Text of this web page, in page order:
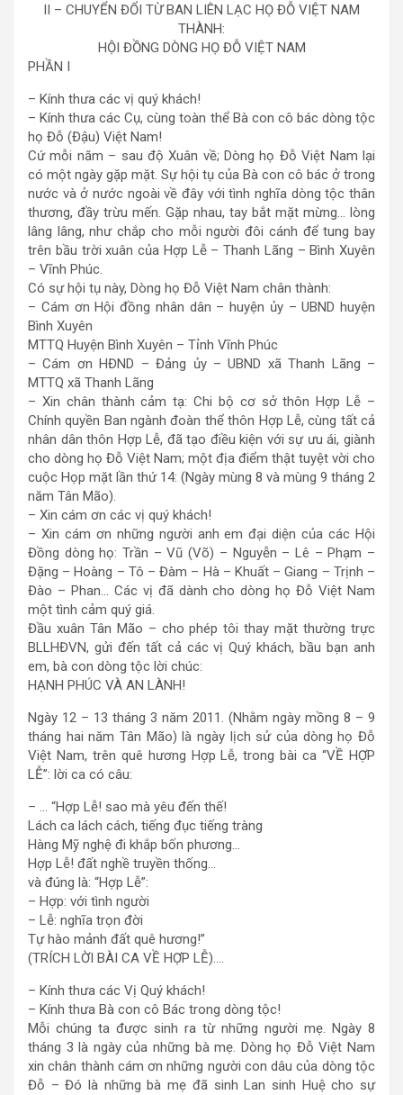
II – CHUYỂN ĐỔI TỪ BAN LIÊN LẠC HỌ ĐỖ VIỆT NAM
THÀNH:
HỘI ĐỒNG DÒNG HỌ ĐỖ VIỆT NAM
PHẦN I
– Kính thưa các vị quý khách!
– Kính thưa các Cụ, cùng toàn thể Bà con cô bác dòng tộc
họ Đỗ (Đậu) Việt Nam!
Cứ mỗi năm – sau độ Xuân về; Dòng họ Đỗ Việt Nam lại
có một ngày gặp mặt. Sự hội tụ của Bà con cô bác ở trong
nước và ở nước ngoài về đây với tình nghĩa dòng tộc thân
thương, đầy trừu mến. Gặp nhau, tay bắt mặt mừng… lòng
lâng lâng, như chắp cho mỗi người đôi cánh để tung bay
trên bầu trời xuân của Hợp Lễ – Thanh Lãng – Bình Xuyên
– Vĩnh Phúc.
Có sự hội tụ này, Dòng họ Đỗ Việt Nam chân thành:
– Cám ơn Hội đồng nhân dân – huyện ủy – UBND huyện
Bình Xuyên
MTTQ Huyện Bình Xuyên – Tỉnh Vĩnh Phúc
– Cám ơn HĐND – Đảng ủy – UBND xã Thanh Lãng –
MTTQ xã Thanh Lãng
– Xin chân thành cảm tạ: Chi bộ cơ sở thôn Hợp Lễ –
Chính quyền Ban ngành đoàn thể thôn Hợp Lễ, cùng tất cả
nhân dân thôn Hợp Lễ, đã tạo điều kiện với sự ưu ái, giành
cho dòng họ Đỗ Việt Nam; một địa điểm thật tuyệt vời cho
cuộc Họp mặt lần thứ 14: (Ngày mùng 8 và mùng 9 tháng 2
năm Tân Mão).
– Xin cám ơn các vị quý khách!
– Xin cám ơn những người anh em đại diện của các Hội
Đồng dòng họ: Trần – Vũ (Võ) – Nguyễn – Lê – Phạm –
Đặng – Hoàng – Tô – Đàm – Hà – Khuất – Giang – Trịnh –
Đào – Phan… Các vị đã dành cho dòng họ Đỗ Việt Nam
một tình cảm quý giá.
Đầu xuân Tân Mão – cho phép tôi thay mặt thường trực
BLLHĐVN, gửi đến tất cả các vị Quý khách, bầu bạn anh
em, bà con dòng tộc lời chúc:
HẠNH PHÚC VÀ AN LÀNH!
Ngày 12 – 13 tháng 3 năm 2011. (Nhằm ngày mồng 8 – 9
tháng hai năm Tân Mão) là ngày lịch sử của dòng họ Đỗ
Việt Nam, trên quê hương Hợp Lễ, trong bài ca “VỀ HỢP
LỄ”: lời ca có câu:
– … “Hợp Lễ! sao mà yêu đến thế!
Lách ca lách cách, tiếng đục tiếng tràng
Hàng Mỹ nghệ đi khắp bốn phương…
Hợp Lễ! đất nghề truyền thống…
và đúng là: “Hợp Lễ”:
– Hợp: với tình người
– Lễ: nghĩa trọn đời
Tự hào mảnh đất quê hương!”
(TRÍCH LỜI BÀI CA VỀ HỢP LỄ)….
– Kính thưa các Vị Quý khách!
– Kính thưa Bà con cô Bác trong dòng tộc!
Mỗi chúng ta được sinh ra từ những người mẹ. Ngày 8
tháng 3 là ngày của những bà mẹ. Dòng họ Đỗ Việt Nam
xin chân thành cám ơn những người con dâu của dòng tộc
Đỗ – Đó là những bà mẹ đã sinh Lan sinh Huệ cho sự